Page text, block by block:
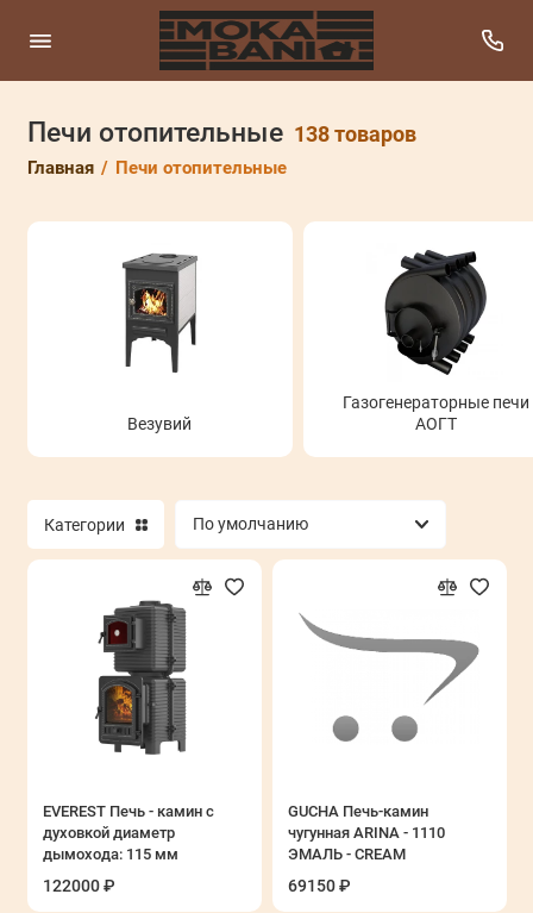
Печи отопительные 138 товаров
Главная Печи отопительные
Везувий
Печи-камины
Термофор (Конвектика)
Везувий
Газогенераторные печи
АОГТ
Категории
EVEREST Печь - камин с
духовкой диаметр
дымохода: 115 мм
122000 ₽
GUCHA Печь-камин
чугунная ARINA - 1110
ЭМАЛЬ - CREAM
69150 ₽